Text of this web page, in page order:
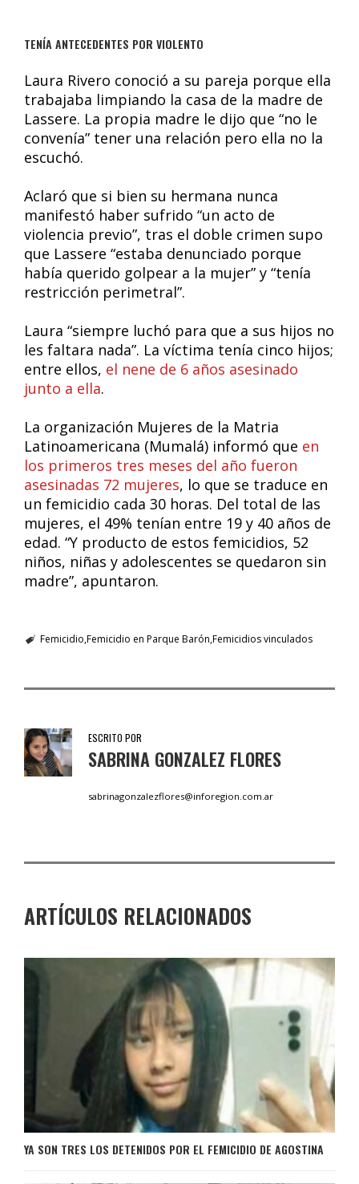
TENÍA ANTECEDENTES POR VIOLENTO
Laura Rivero conoció a su pareja porque ella
trabajaba limpiando la casa de la madre de
Lassere. La propia madre le dijo que “no le
convenía” tener una relación pero ella no la
escuchó.
Aclaró que si bien su hermana nunca
manifestó haber sufrido “un acto de
violencia previo”, tras el doble crimen supo
que Lassere “estaba denunciado porque
había querido golpear a la mujer” y “tenía
restricción perimetral”.
Laura “siempre luchó para que a sus hijos no
les faltara nada”. La víctima tenía cinco hijos;
entre ellos, el nene de 6 años asesinado
junto a ella.
La organización Mujeres de la Matria
Latinoamericana (Mumalá) informó que en
los primeros tres meses del año fueron
asesinadas 72 mujeres, lo que se traduce en
un femicidio cada 30 horas. Del total de las
mujeres, el 49% tenían entre 19 y 40 años de
edad. “Y producto de estos femicidios, 52
niños, niñas y adolescentes se quedaron sin
madre”, apuntaron.
Femicidio Femicidio en Parque Barón Femicidios vinculados
ESCRITO POR
SABRINA GONZALEZ FLORES
sabrinagonzalezflores@inforegion.com.ar
ARTÍCULOS RELACIONADOS
YA SON TRES LOS DETENIDOS POR EL FEMICIDIO DE AGOSTINA